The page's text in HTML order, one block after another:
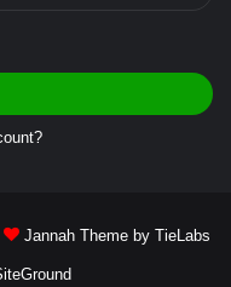
Jannah Theme by TieLabs